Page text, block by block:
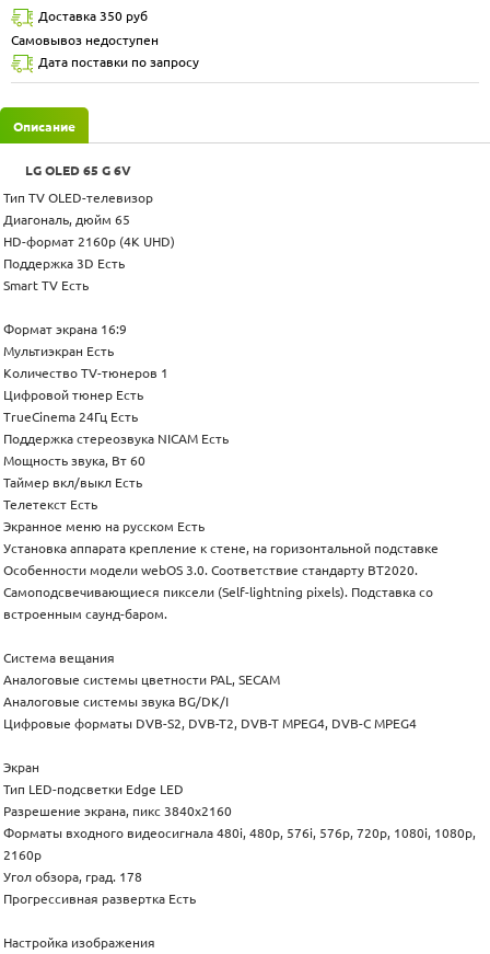
Доставка 350 руб
Самовывоз недоступен
Дата поставки по запросу
Описание
LG OLED 65 G 6V
Тип TV OLED-телевизор
Диагональ, дюйм 65
HD-формат 2160p (4K UHD)
Поддержка 3D Есть
Smart TV Есть
Формат экрана 16:9
Мультиэкран Есть
Количество TV-тюнеров 1
Цифровой тюнер Есть
TrueCinema 24Гц Есть
Поддержка стереозвука NICAM Есть
Мощность звука, Вт 60
Таймер вкл/выкл Есть
Телетекст Есть
Экранное меню на русском Есть
Установка аппарата крепление к стене, на горизонтальной подставке
Особенности модели webOS 3.0. Соответствие стандарту BT2020.
Самоподсвечивающиеся пиксели (Self-lightning pixels). Подставка со
встроенным саунд-баром.
Система вещания
Аналоговые системы цветности PAL, SECAM
Аналоговые системы звука BG/DK/I
Цифровые форматы DVB-S2, DVB-T2, DVB-T MPEG4, DVB-C MPEG4
Экран
Тип LED-подсветки Edge LED
Разрешение экрана, пикс 3840x2160
Форматы входного видеосигнала 480i, 480p, 576i, 576p, 720p, 1080i, 1080p,
2160p
Угол обзора, град. 178
Прогрессивная развертка Есть
Настройка изображения